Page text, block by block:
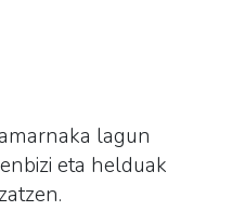
lagun
eta helduak